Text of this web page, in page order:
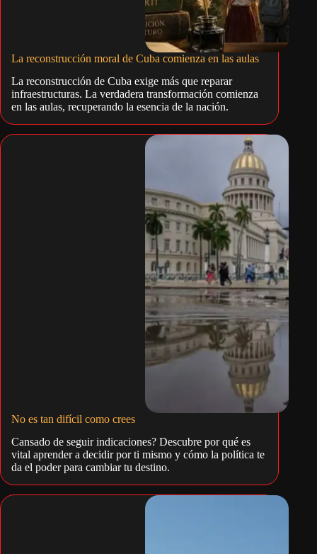
La reconstrucción moral de Cuba comienza en las aulas
La reconstrucción de Cuba exige más que reparar
infraestructuras. La verdadera transformación comienza
en las aulas, recuperando la esencia de la nación.
No es tan difícil como crees
Cansado de seguir indicaciones? Descubre por qué es
vital aprender a decidir por ti mismo y cómo la política te
da el poder para cambiar tu destino.